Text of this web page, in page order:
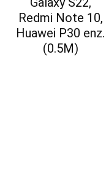
Redmi Note 10,
Huawei P30 enz.
(0.5M)